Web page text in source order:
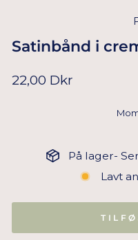
Satinbånd i
Normal
22,00 Dkr
På lager-
Lavt